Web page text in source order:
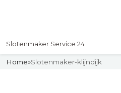
Slotenmaker Service 24
Home»Slotenmaker-klijndijk